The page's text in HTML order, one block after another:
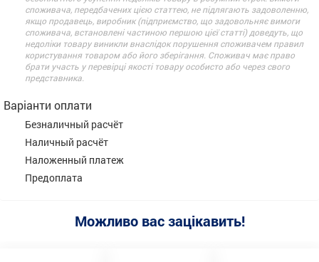
споживача, передбачених цією статтею, не підлягають задоволенню,
якщо продавець, виробник (підприємство, що задовольняє вимоги
споживача, встановлені частиною першою цієї статті) доведуть, що
недоліки товару виникли внаслідок порушення споживачем правил
користування товаром або його зберігання. Споживач має право
брати участь у перевірці якості товару особисто або через свого
представника.
Варіанти оплати
Безналичный расчёт
Наличный расчёт
Наложенный платеж
Предоплата
Можливо вас зацікавить!